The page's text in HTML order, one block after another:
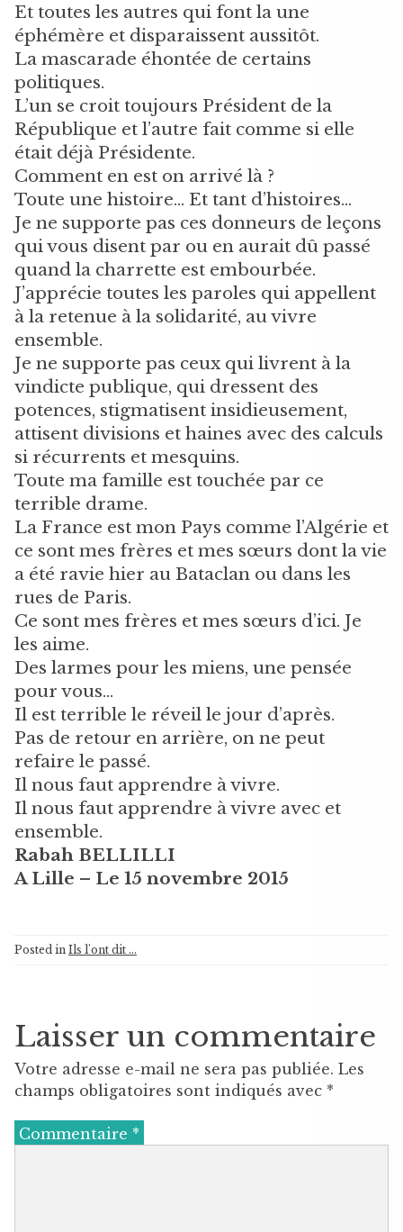
Et toutes les autres qui font la une
éphémère et disparaissent aussitôt.
La mascarade éhontée de certains
politiques.
L’un se croit toujours Président de la
République et l’autre fait comme si elle
était déjà Présidente.
Comment en est on arrivé là ?
Toute une histoire… Et tant d’histoires…
Je ne supporte pas ces donneurs de leçons
qui vous disent par ou en aurait dû passé
quand la charrette est embourbée.
J’apprécie toutes les paroles qui appellent
à la retenue à la solidarité, au vivre
ensemble.
Je ne supporte pas ceux qui livrent à la
vindicte publique, qui dressent des
potences, stigmatisent insidieusement,
attisent divisions et haines avec des calculs
si récurrents et mesquins.
Toute ma famille est touchée par ce
terrible drame.
La France est mon Pays comme l’Algérie et
ce sont mes frères et mes sœurs dont la vie
a été ravie hier au Bataclan ou dans les
rues de Paris.
Ce sont mes frères et mes sœurs d’ici. Je
les aime.
Des larmes pour les miens, une pensée
pour vous…
Il est terrible le réveil le jour d’après.
Pas de retour en arrière, on ne peut
refaire le passé.
Il nous faut apprendre à vivre.
Il nous faut apprendre à vivre avec et
ensemble.
Rabah BELLILLI
A Lille – Le 15 novembre 2015
Posted in Ils l'ont dit ...
Laisser un commentaire
Votre adresse e-mail ne sera pas publiée. Les
champs obligatoires sont indiqués avec *
Commentaire *